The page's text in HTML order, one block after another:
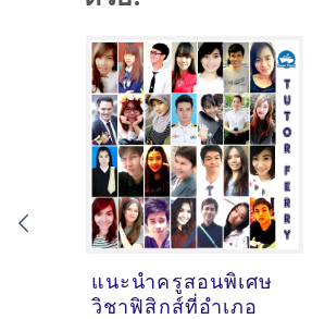
แนะนำครูสอนพิเศษ
วิชาฟิสิกส์ที่อำเภอ